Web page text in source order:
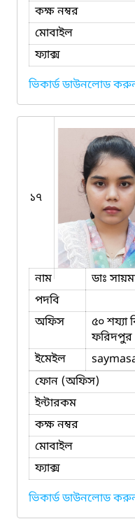
কক্ষ নম্বর
মোবাইল
ফ্যাক্স
ভিকার্ড ডাউনলোড
১৭
নাম
ডাঃ
পদবি
অফিস
৫০ শয্যা
ফরিদপুর
ইমেইল
ফোন (অফিস)
ইন্টারকম
কক্ষ নম্বর
মোবাইল
ফ্যাক্স
ভিকার্ড ডাউনলোড